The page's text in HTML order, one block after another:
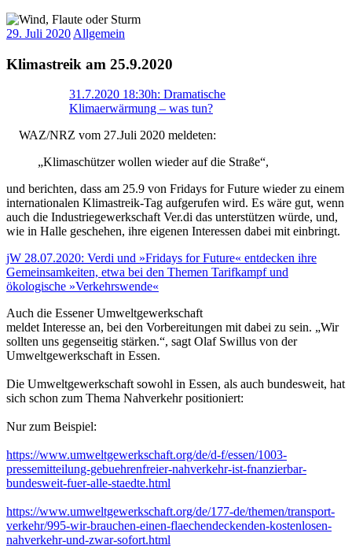
29. Juli 2020 Allgemein
Klimastreik am 25.9.2020
31.7.2020 18:30h: Dramatische
Klimaerwärmung – was tun?
WAZ/NRZ vom 27.Juli 2020 meldeten:
„Klimaschützer wollen wieder auf die Straße“,
und berichten, dass am 25.9 von Fridays for Future wieder zu einem
internationalen Klimastreik-Tag aufgerufen wird. Es wäre gut, wenn
auch die Industriegewerkschaft Ver.di das unterstützen würde, und,
wie in Halle geschehen, ihre eigenen Interessen dabei mit einbringt.
jW 28.07.2020: Verdi und »Fridays for Future« entdecken ihre
Gemeinsamkeiten, etwa bei den Themen Tarifkampf und
ökologische »Verkehrswende«
Auch die Essener Umweltgewerkschaft
meldet Interesse an, bei den Vorbereitungen mit dabei zu sein. „Wir
sollten uns gegenseitig stärken.“, sagt Olaf Swillus von der
Umweltgewerkschaft in Essen.
Die Umweltgewerkschaft sowohl in Essen, als auch bundesweit, hat
sich schon zum Thema Nahverkehr positioniert:
Nur zum Beispiel:
https://www.umweltgewerkschaft.org/de/d-f/essen/1003-
pressemitteilung-gebuehrenfreier-nahverkehr-ist-fnanzierbar-
bundesweit-fuer-alle-staedte.html
https://www.umweltgewerkschaft.org/de/177-de/themen/transport-
verkehr/995-wir-brauchen-einen-flaechendeckenden-kostenlosen-
nahverkehr-und-zwar-sofort.html